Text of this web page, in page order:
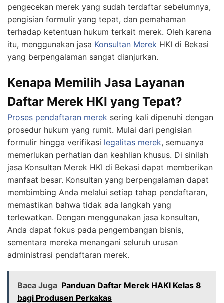
pengecekan merek yang sudah terdaftar sebelumnya,
pengisian formulir yang tepat, dan pemahaman
terhadap ketentuan hukum terkait merek. Oleh karena
itu, menggunakan jasa Konsultan Merek HKI di Bekasi
yang berpengalaman sangat dianjurkan.
Kenapa Memilih Jasa Layanan
Daftar Merek HKI yang Tepat?
Proses pendaftaran merek sering kali dipenuhi dengan
prosedur hukum yang rumit. Mulai dari pengisian
formulir hingga verifikasi legalitas merek, semuanya
memerlukan perhatian dan keahlian khusus. Di sinilah
jasa Konsultan Merek HKI di Bekasi dapat memberikan
manfaat besar. Konsultan yang berpengalaman dapat
membimbing Anda melalui setiap tahap pendaftaran,
memastikan bahwa tidak ada langkah yang
terlewatkan. Dengan menggunakan jasa konsultan,
Anda dapat fokus pada pengembangan bisnis,
sementara mereka menangani seluruh urusan
administrasi pendaftaran merek.
Baca Juga Panduan Daftar Merek HAKI Kelas 8
bagi Produsen Perkakas